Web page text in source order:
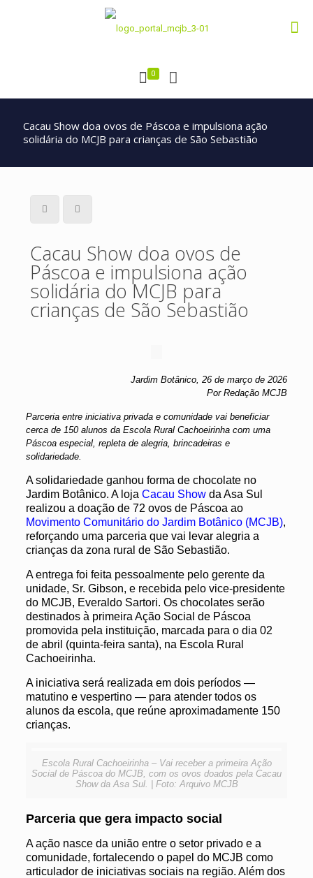
0
Cacau Show doa ovos de Páscoa e impulsiona ação
solidária do MCJB para crianças de São Sebastião
Cacau Show doa ovos de
Páscoa e impulsiona ação
solidária do MCJB para
crianças de São Sebastião
Jardim Botânico, 26 de março de 2026
Por Redação MCJB
Parceria entre iniciativa privada e comunidade vai beneficiar
cerca de 150 alunos da Escola Rural Cachoeirinha com uma
Páscoa especial, repleta de alegria, brincadeiras e
solidariedade.
A solidariedade ganhou forma de chocolate no
Jardim Botânico. A loja Cacau Showda Asa Sul
realizou a doação de 72 ovos de Páscoa ao
Movimento Comunitário do Jardim Botânico (MCJB),
reforçando uma parceria que vai levar alegria a
crianças da zona rural de São Sebastião.
A entrega foi feita pessoalmente pelo gerente da
unidade, Sr. Gibson, e recebida pelo vice-presidente
do MCJB, Everaldo Sartori. Os chocolates serão
destinados à primeira Ação Social de Páscoa
promovida pela instituição, marcada para o dia 02
de abril (quinta-feira santa), na Escola Rural
Cachoeirinha.
A iniciativa será realizada em dois períodos —
matutino e vespertino — para atender todos os
alunos da escola, que reúne aproximadamente 150
crianças.
Escola Rural Cachoeirinha – Vai receber a primeira Ação
Social de Páscoa do MCJB, com os ovos doados pela Cacau
Show da Asa Sul. | Foto: Arquivo MCJB
Parceria que gera impacto social
A ação nasce da união entre o setor privado e a
comunidade, fortalecendo o papel do MCJB como
articulador de iniciativas sociais na região. Além dos